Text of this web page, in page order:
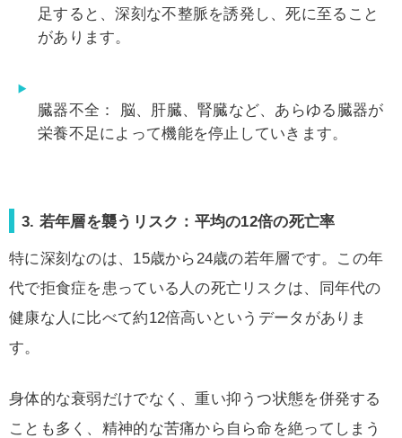
足すると、深刻な不整脈を誘発し、死に至ること
があります。
臓器不全：
脳、肝臓、腎臓など、あらゆる臓器が
栄養不足によって機能を停止していきます。
3. 若年層を襲うリスク：平均の12倍の死亡率
特に深刻なのは、15歳から24歳の若年層です。この年
代で拒食症を患っている人の死亡リスクは、同年代の
健康な人に比べて約12倍高いというデータがありま
す。
身体的な衰弱だけでなく、重い抑うつ状態を併発する
ことも多く、精神的な苦痛から自ら命を絶ってしまう